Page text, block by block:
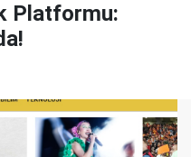
Platformu: